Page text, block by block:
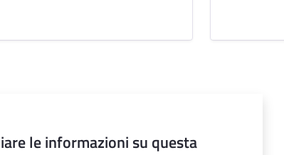
le informazioni su questa